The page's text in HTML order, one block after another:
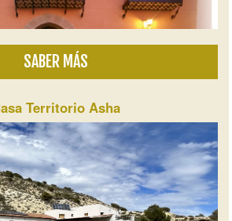
SABER MÁS
Territorio Asha